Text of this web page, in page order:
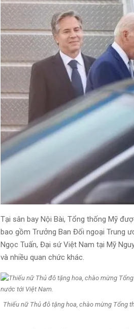
Tại sân bay Nội Bài, Tổng thống Mỹ
bao gồm Trưởng Ban Đối ngoại Trung
Ngọc Tuấn, Đại sứ Việt Nam tại Mỹ
và nhiều quan chức khác.
Thiếu nữ Thủ đô tặng hoa, chào mừng Tổng